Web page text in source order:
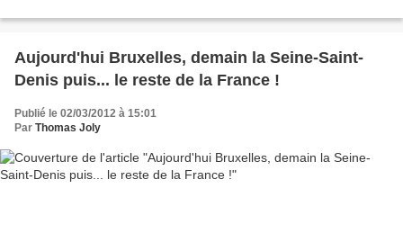
Aujourd'hui Bruxelles, demain la Seine-Saint-
Denis puis... le reste de la France !
Publié le 02/03/2012 à 15:01
Par Thomas Joly